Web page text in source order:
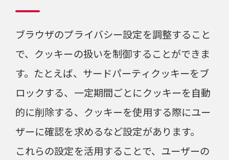
ブラウザのプライバシー設定を調整すること
で、クッキーの扱いを制御することができま
す。たとえば、サードパーティクッキーをブ
ロックする、一定期間ごとにクッキーを自動
的に削除する、クッキーを使用する際にユー
ザーに確認を求めるなど設定があります。
これらの設定を活用することで、ユーザーの